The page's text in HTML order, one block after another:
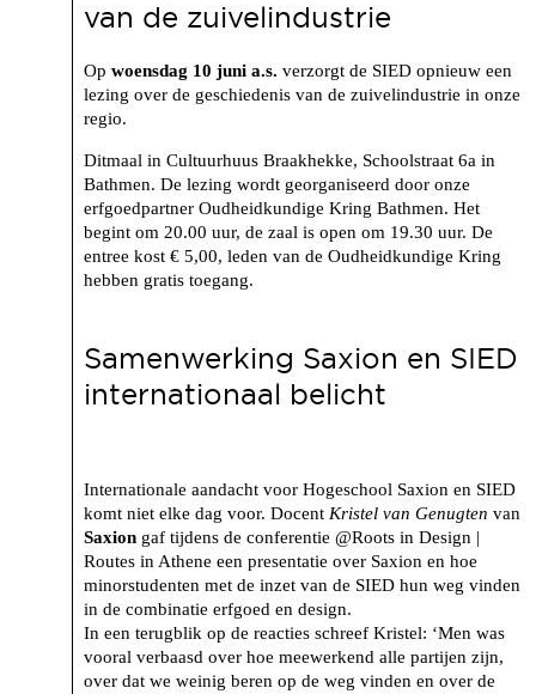
van de zuivelindustrie
Op woensdag 10 juni a.s. verzorgt de SIED opnieuw een
lezing over de geschiedenis van de zuivelindustrie in onze
regio.
Ditmaal in Cultuurhuus Braakhekke, Schoolstraat 6a in
Bathmen. De lezing wordt georganiseerd door onze
erfgoedpartner Oudheidkundige Kring Bathmen. Het
begint om 20.00 uur, de zaal is open om 19.30 uur. De
entree kost € 5,00, leden van de Oudheidkundige Kring
hebben gratis toegang.
Samenwerking Saxion en SIED
internationaal belicht
Internationale aandacht voor Hogeschool Saxion en SIED
komt niet elke dag voor. Docent Kristel van Genugten van
Saxion gaf tijdens de conferentie @Roots in Design |
Routes in Athene een presentatie over Saxion en hoe
minorstudenten met de inzet van de SIED hun weg vinden
in de combinatie erfgoed en design.
In een terugblik op de reacties schreef Kristel: ‘Men was
vooral verbaasd over hoe meewerkend alle partijen zijn,
over dat we weinig beren op de weg vinden en over de